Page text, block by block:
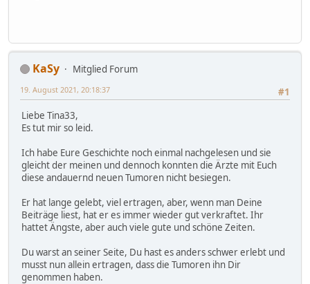
KaSy
Mitglied Forum
#1
19. August 2021, 20:18:37
Liebe Tina33,
Es tut mir so leid.
Ich habe Eure Geschichte noch einmal nachgelesen und sie
gleicht der meinen und dennoch konnten die Ärzte mit Euch
diese andauernd neuen Tumoren nicht besiegen.
Er hat lange gelebt, viel ertragen, aber, wenn man Deine
Beiträge liest, hat er es immer wieder gut verkraftet. Ihr
hattet Ängste, aber auch viele gute und schöne Zeiten.
Du warst an seiner Seite, Du hast es anders schwer erlebt und
musst nun allein ertragen, dass die Tumoren ihn Dir
genommen haben.